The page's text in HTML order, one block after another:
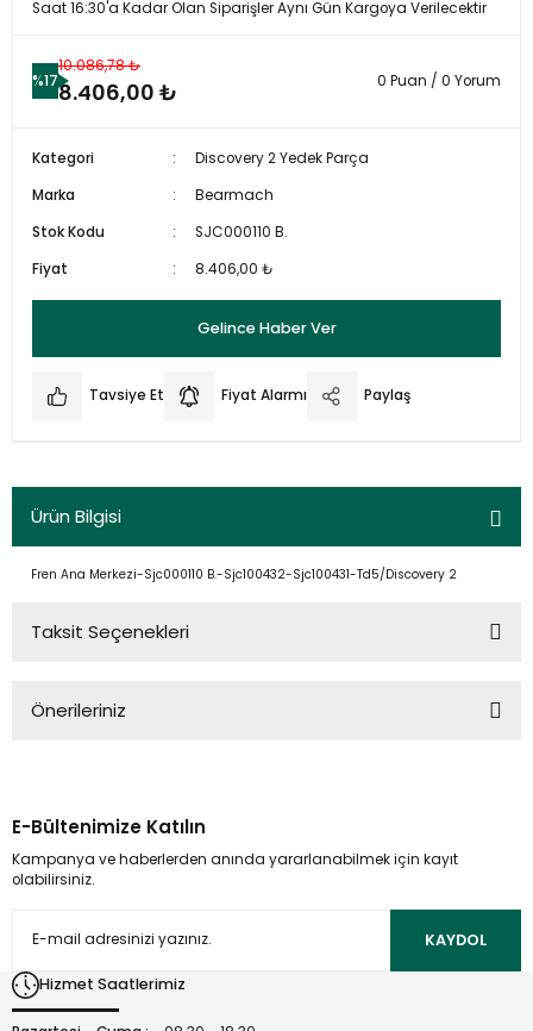
Saat 16:30'a Kadar Olan Siparişler Aynı Gün Kargoya Verilecektir
%17
10.086,78 ₺
8.406,00 ₺ 0 Puan / 0 Yorum
Kategori
Discovery 2 Yedek Parça
Marka
Bearmach
Stok Kodu
SJC000110 B.
Fiyat
8.406,00 ₺
Gelince Haber Ver
Tavsiye Et Fiyat Alarmı Paylaş
Ürün Bilgisi
Fren Ana Merkezi-Sjc000110 B.-Sjc100432-Sjc100431-Td5/Discovery 2
Taksit Seçenekleri
Önerileriniz
kullanarak tarafımıza iletebilirsiniz.
Görüş ve önerileriniz için teşekkür ederiz.
Ürün açıklamasında eksik bilgiler bulunuyor.
E-Bültenimize Katılın
Kampanya ve haberlerden anında yararlanabilmek için kayıt
olabilirsiniz.
KAYDOL
Hizmet Saatlerimiz